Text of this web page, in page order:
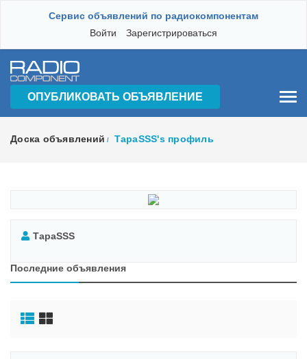
Сервис объявлений по радиокомпонентам
Войти
Зарегистрироваться
ОПУБЛИКОВАТЬ ОБЪЯВЛЕНИЕ
Доска объявлений / ТараSSS's профиль
ТараSSS
Последние объявления